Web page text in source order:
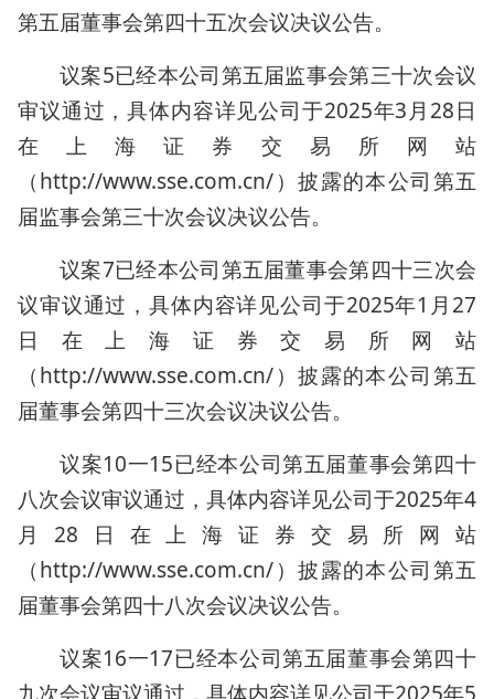
第五届董事会第四十五次会议决议公告。
议案5已经本公司第五届监事会第三十次会议
审议通过，具体内容详见公司于2025年3月28日
在上海证券交易所网站
（http://www.sse.com.cn/）披露的本公司第五
届监事会第三十次会议决议公告。
议案7已经本公司第五届董事会第四十三次会
议审议通过，具体内容详见公司于2025年1月27
日在上海证券交易所网站
（http://www.sse.com.cn/）披露的本公司第五
届董事会第四十三次会议决议公告。
议案10一15已经本公司第五届董事会第四十
八次会议审议通过，具体内容详见公司于2025年4
月28日在上海证券交易所网站
（http://www.sse.com.cn/）披露的本公司第五
届董事会第四十八次会议决议公告。
议案16一17已经本公司第五届董事会第四十